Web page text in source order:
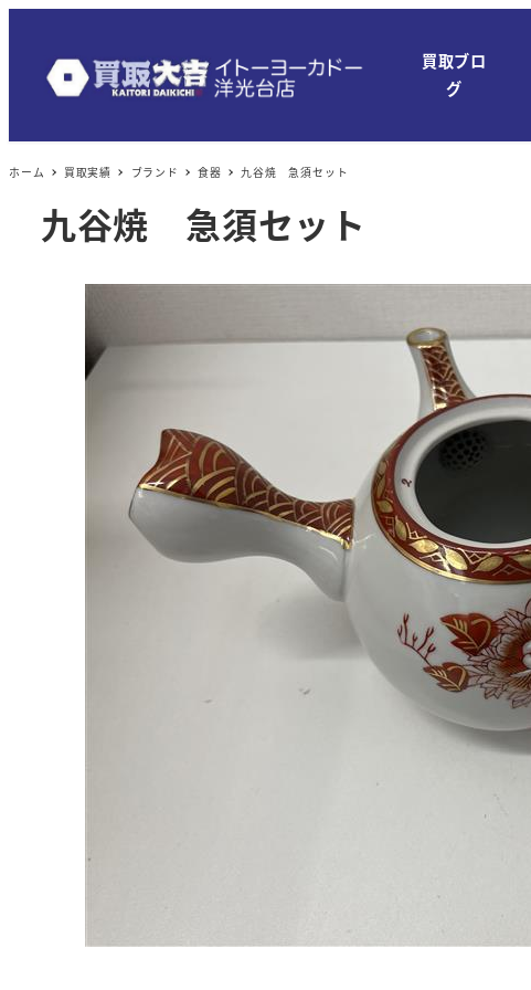
ン
テ
買取ブロ
グ
ホーム 買取実績 ブランド 食器 九谷焼 急須セット
九谷焼 急須セット